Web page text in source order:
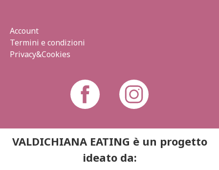
Account
Termini e condizioni
Privacy&Cookies
VALDICHIANA EATING è un progetto
ideato da: